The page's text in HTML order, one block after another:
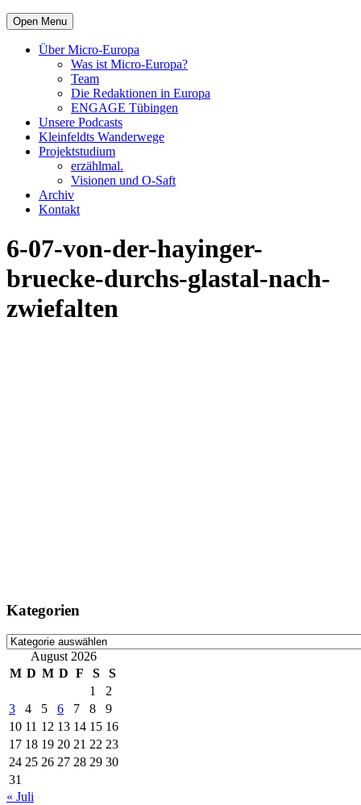
Open Menu
Über Micro-Europa
Was ist Micro-Europa?
Team
Die Redaktionen in Europa
ENGAGE Tübingen
Unsere Podcasts
Kleinfeldts Wanderwege
Projektstudium
erzählmal.
Visionen und O-Saft
Archiv
Kontakt
6-07-von-der-hayinger-
bruecke-durchs-glastal-nach-
zwiefalten
Kategorien
Kategorien
August 2026
M D M D F S
S
1
2
3
4 5 6 7 8
9
10 11 12 13 14 15 16
17 18 19 20 21 22 23
24 25 26 27 28 29 30
31
« Juli